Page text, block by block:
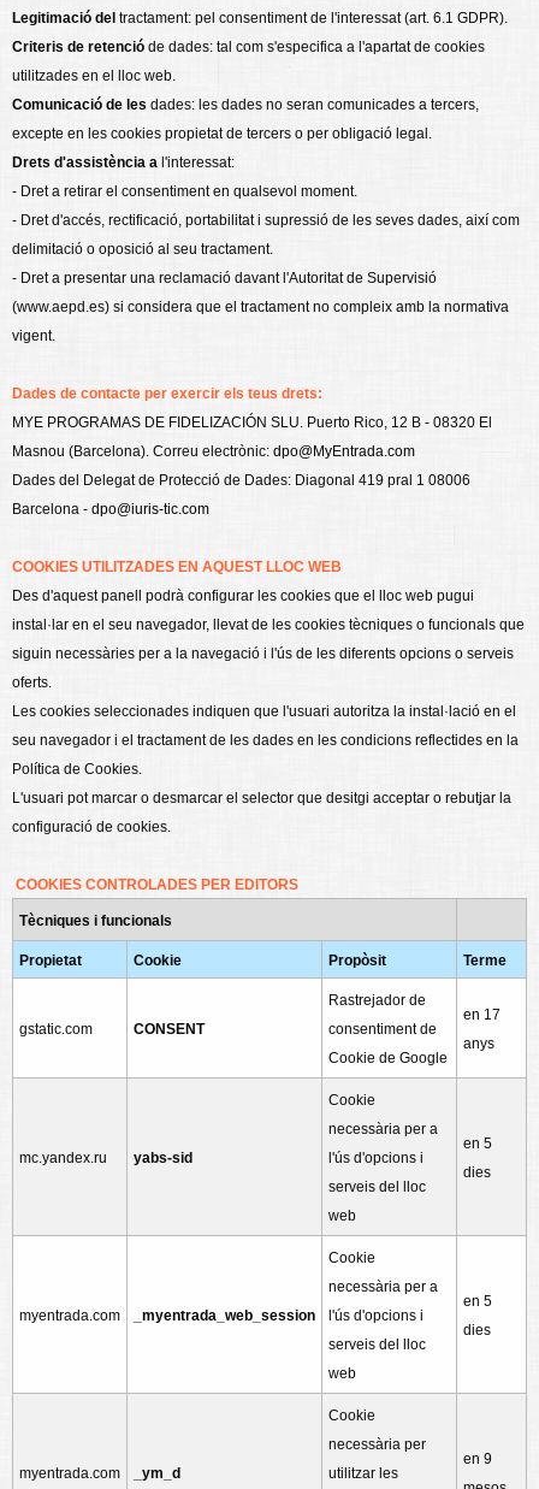
Legitimació del tractament: pel consentiment de l'interessat (art. 6.1 GDPR).
Criteris de retenció de dades: tal com s'especifica a l'apartat de cookies
utilitzades en el lloc web.
Comunicació de les dades: les dades no seran comunicades a tercers,
excepte en les cookies propietat de tercers o per obligació legal.
Drets d'assistència a l'interessat:
- Dret a retirar el consentiment en qualsevol moment.
- Dret d'accés, rectificació, portabilitat i supressió de les seves dades, així com
delimitació o oposició al seu tractament.
- Dret a presentar una reclamació davant l'Autoritat de Supervisió
(www.aepd.es) si considera que el tractament no compleix amb la normativa
vigent.
Dades de contacte per exercir els teus drets:
MYE PROGRAMAS DE FIDELIZACIÓN SLU. Puerto Rico, 12 B - 08320 El
Masnou (Barcelona). Correu electrònic: dpo@MyEntrada.com
Dades del Delegat de Protecció de Dades: Diagonal 419 pral 1 08006
Barcelona - dpo@iuris-tic.com
COOKIES UTILITZADES EN AQUEST LLOC WEB
Des d'aquest panell podrà configurar les cookies que el lloc web pugui
instal·lar en el seu navegador, llevat de les cookies tècniques o funcionals que
siguin necessàries per a la navegació i l'ús de les diferents opcions o serveis
oferts.
Les cookies seleccionades indiquen que l'usuari autoritza la instal·lació en el
seu navegador i el tractament de les dades en les condicions reflectides en la
Política de Cookies.
L'usuari pot marcar o desmarcar el selector que desitgi acceptar o rebutjar la
configuració de cookies.
COOKIES CONTROLADES PER EDITORS
Tècniques i funcionals
Propietat Cookie Propòsit Terme
gstatic.com CONSENT
Rastrejador de
consentiment de
Cookie de Google
en 17
anys
mc.yandex.ru yabs-sid
Cookie
necessària per a
l'ús d'opcions i
serveis del lloc
web
en 5
dies
myentrada.com _myentrada_web_session
Cookie
necessària per a
l'ús d'opcions i
serveis del lloc
web
en 5
dies
myentrada.com _ym_d
Cookie
necessària per
utilitzar les
en 9